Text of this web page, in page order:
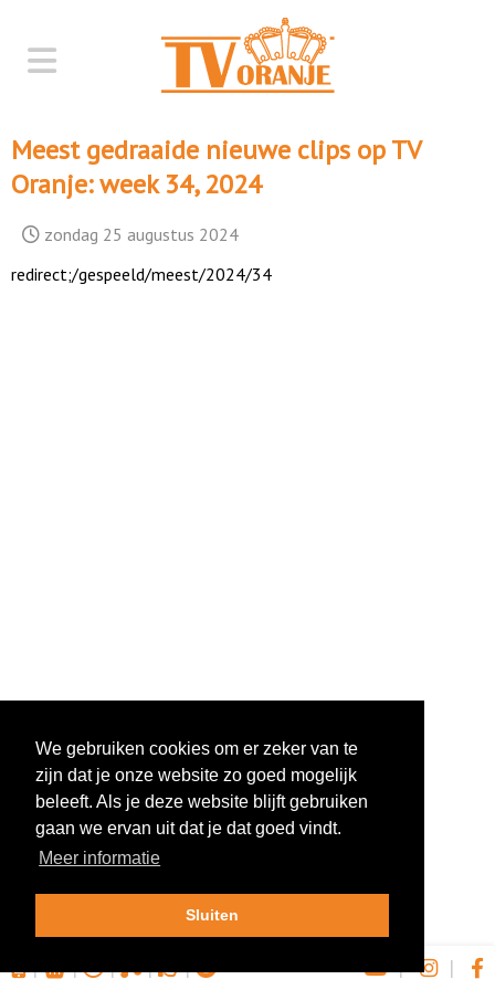
Meest gedraaide nieuwe clips op TV
Oranje: week 34, 2024
zondag 25 augustus 2024
redirect;/gespeeld/meest/2024/34
| | | | | | |
We gebruiken cookies om er zeker van te
zijn dat je onze website zo goed mogelijk
beleeft. Als je deze website blijft gebruiken
gaan we ervan uit dat je dat goed vindt.
Meer informatie
Sluiten